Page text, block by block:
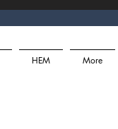
HEM More